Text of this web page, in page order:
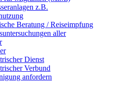
z.B.
Beratung / Reiseimpfung
aller
Dienst
Verbund
anfordern